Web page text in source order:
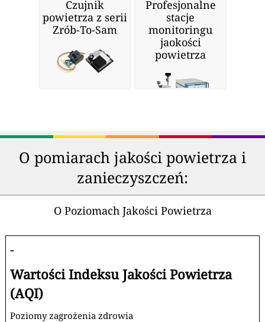
Czujnik
powietrza z serii
Zrób-To-Sam
Profesjonalne
stacje
monitoringu
jaokości
powietrza
O pomiarach jakości powietrza i
zanieczyszczeń:
O Poziomach Jakości Powietrza
-
Wartości Indeksu Jakości Powietrza
(AQI)
Poziomy zagrożenia zdrowia